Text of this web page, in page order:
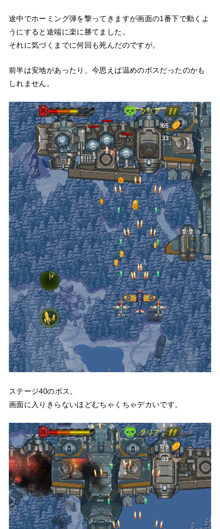
途中でホーミング弾を撃ってきますが画面の1番下で動くよ
うにすると途端に楽に勝てました。
それに気づくまでに何回も死んだのですが。
前半は安地があったり、今思えば温めのボスだったのかも
しれません。
ステージ40のボス。
画面に入りきらないほどむちゃくちゃデカいです。